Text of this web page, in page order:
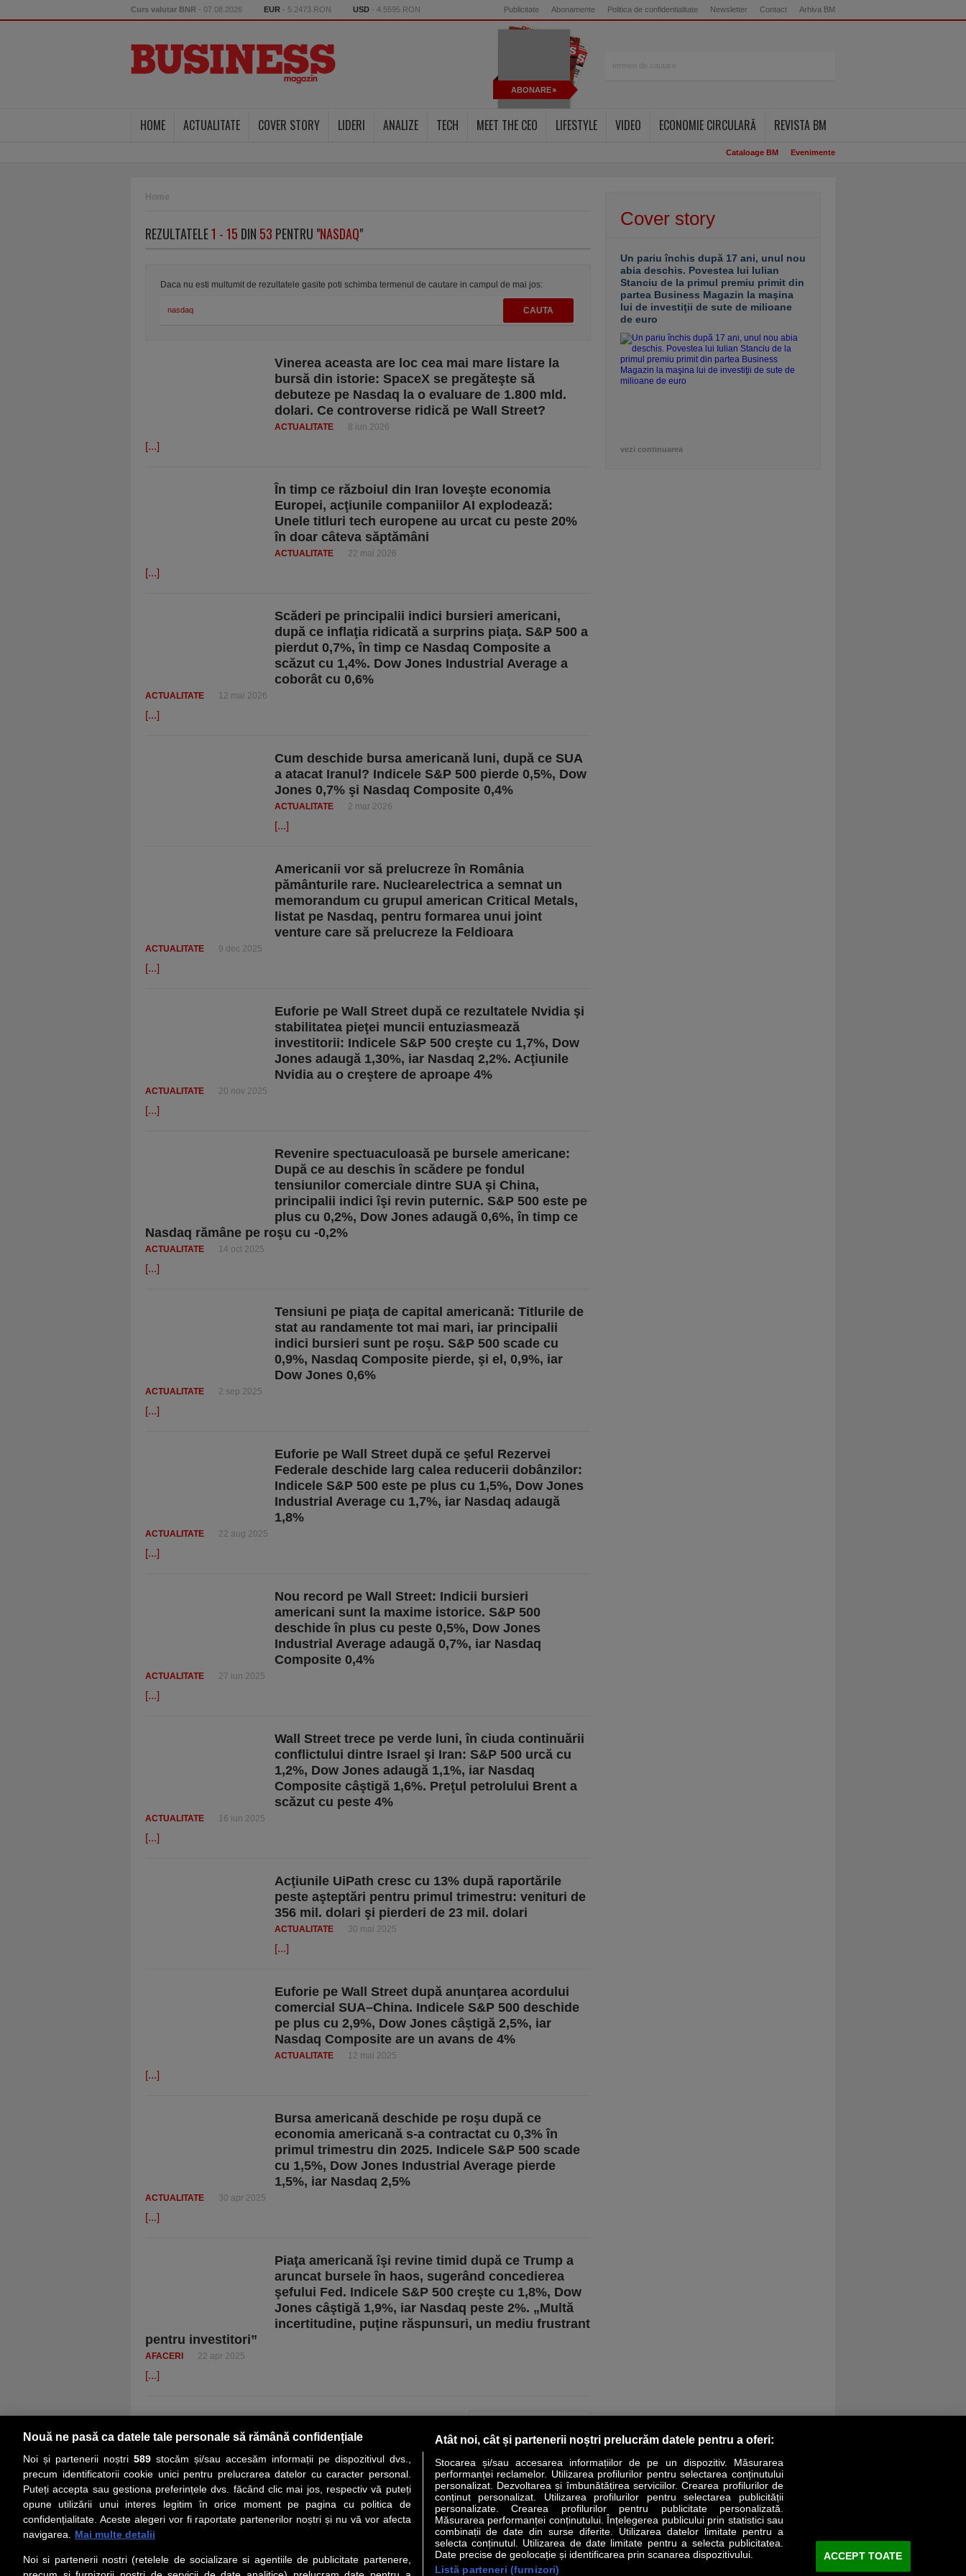
Curs valutar BNR - 07.08.2026 EUR - 5.2473 RON USD - 4.5595 RON Publicitate Abonamente Politica de confidentialitate Newsletter Contact Arhiva BM
ABONARE
HOME ACTUALITATE COVER STORY LIDERI ANALIZE TECH MEET THE CEO LIFESTYLE VIDEO ECONOMIE CIRCULARĂ REVISTA BM
Cataloage BM Evenimente
Home
REZULTATELE1 - 15 DIN 53 PENTRU "NASDAQ"
Daca nu esti multumit de rezultatele gasite poti schimba termenul de cautare in campul de mai jos:
Vinerea aceasta are loc cea mai mare listare la
bursă din istorie: SpaceX se pregăteşte să
debuteze pe Nasdaq la o evaluare de 1.800 mld.
dolari. Ce controverse ridică pe Wall Street?
ACTUALITATE 8 iun 2026
[...]
În timp ce războiul din Iran loveşte economia
Europei, acţiunile companiilor AI explodează:
Unele titluri tech europene au urcat cu peste 20%
în doar câteva săptămâni
ACTUALITATE 22 mai 2026
[...]
Scăderi pe principalii indici bursieri americani,
după ce inflaţia ridicată a surprins piaţa. S&P 500 a
pierdut 0,7%, în timp ce Nasdaq Composite a
scăzut cu 1,4%. Dow Jones Industrial Average a
coborât cu 0,6%
ACTUALITATE 12 mai 2026
[...]
Cum deschide bursa americană luni, după ce SUA
a atacat Iranul? Indicele S&P 500 pierde 0,5%, Dow
Jones 0,7% şi Nasdaq Composite 0,4%
ACTUALITATE 2 mar 2026
[...]
Americanii vor să prelucreze în România
pământurile rare. Nuclearelectrica a semnat un
memorandum cu grupul american Critical Metals,
listat pe Nasdaq, pentru formarea unui joint
venture care să prelucreze la Feldioara
ACTUALITATE 9 dec 2025
[...]
Euforie pe Wall Street după ce rezultatele Nvidia şi
stabilitatea pieţei muncii entuziasmează
investitorii: Indicele S&P 500 creşte cu 1,7%, Dow
Jones adaugă 1,30%, iar Nasdaq 2,2%. Acţiunile
Nvidia au o creştere de aproape 4%
ACTUALITATE 20 nov 2025
[...]
Revenire spectuaculoasă pe bursele americane:
După ce au deschis în scădere pe fondul
tensiunilor comerciale dintre SUA şi China,
principalii indici îşi revin puternic. S&P 500 este pe
plus cu 0,2%, Dow Jones adaugă 0,6%, în timp ce
Nasdaq rămâne pe roşu cu -0,2%
ACTUALITATE 14 oct 2025
[...]
Tensiuni pe piaţa de capital americană: Titlurile de
stat au randamente tot mai mari, iar principalii
indici bursieri sunt pe roşu. S&P 500 scade cu
0,9%, Nasdaq Composite pierde, şi el, 0,9%, iar
Dow Jones 0,6%
ACTUALITATE 2 sep 2025
[...]
Euforie pe Wall Street după ce şeful Rezervei
Federale deschide larg calea reducerii dobânzilor:
Indicele S&P 500 este pe plus cu 1,5%, Dow Jones
Industrial Average cu 1,7%, iar Nasdaq adaugă
1,8%
ACTUALITATE 22 aug 2025
[...]
Nou record pe Wall Street: Indicii bursieri
americani sunt la maxime istorice. S&P 500
deschide în plus cu peste 0,5%, Dow Jones
Industrial Average adaugă 0,7%, iar Nasdaq
Composite 0,4%
ACTUALITATE 27 iun 2025
[...]
Wall Street trece pe verde luni, în ciuda continuării
conflictului dintre Israel şi Iran: S&P 500 urcă cu
1,2%, Dow Jones adaugă 1,1%, iar Nasdaq
Composite câştigă 1,6%. Preţul petrolului Brent a
scăzut cu peste 4%
ACTUALITATE 16 iun 2025
[...]
Acţiunile UiPath cresc cu 13% după raportările
peste aşteptări pentru primul trimestru: venituri de
356 mil. dolari şi pierderi de 23 mil. dolari
ACTUALITATE 30 mai 2025
[...]
Euforie pe Wall Street după anunţarea acordului
comercial SUA–China. Indicele S&P 500 deschide
pe plus cu 2,9%, Dow Jones câştigă 2,5%, iar
Nasdaq Composite are un avans de 4%
ACTUALITATE 12 mai 2025
[...]
Bursa americană deschide pe roşu după ce
economia americană s-a contractat cu 0,3% în
primul trimestru din 2025. Indicele S&P 500 scade
cu 1,5%, Dow Jones Industrial Average pierde
1,5%, iar Nasdaq 2,5%
ACTUALITATE 30 apr 2025
[...]
Piaţa americană îşi revine timid după ce Trump a
aruncat bursele în haos, sugerând concedierea
şefului Fed. Indicele S&P 500 creşte cu 1,8%, Dow
Jones câştigă 1,9%, iar Nasdaq peste 2%. „Multă
incertitudine, puţine răspunsuri, un mediu frustrant
pentru investitori”
AFACERI 22 apr 2025
[...]
Cover story
Un pariu închis după 17 ani, unul nou
abia deschis. Povestea lui Iulian
Stanciu de la primul premiu primit din
partea Business Magazin la maşina
lui de investiţii de sute de milioane
de euro
vezi continuarea
PRIMA PAGINĂ COVER STORY LIDERI ANALIZE HI-TECH MEET THE CEO LIFESTYLE SPECIAL OPINII
Social
Urmareste-ne pe Facebook
iarul Financiar Politica de confidentialitate
Servicii Revista Business Magazin
Nouă ne pasă ca datele tale personale să rămână confidențiale
Noi și partenerii noștri 589stocăm și/sau accesăm informații pe dispozitivul dvs.,
precum identificatorii cookie unici pentru prelucrarea datelor cu caracter personal.
Puteți accepta sau gestiona preferințele dvs. făcând clic mai jos, respectiv vă puteți
opune utilizării unui interes legitim în orice moment pe pagina cu politica de
confidențialitate. Aceste alegeri vor fi raportate partenerilor noștri și nu vă vor afecta
navigarea.
Mai multe detalii
Noi si partenerii nostri (retelele de socializare si agentiile de publicitate partenere,
Atât noi, cât și partenerii noștri prelucrăm datele pentru a oferi:
Stocarea și/sau accesarea informațiilor de pe un dispozitiv. Măsurarea
performanței reclamelor. Utilizarea profilurilor pentru selectarea conținutului
personalizat. Dezvoltarea și îmbunătățirea serviciilor. Crearea profilurilor de
conținut personalizat. Utilizarea profilurilor pentru selectarea publicității
personalizate. Crearea profilurilor pentru publicitate personalizată.
Măsurarea performanței conținutului. Înțelegerea publicului prin statistici sau
combinații de date din surse diferite. Utilizarea datelor limitate pentru a
selecta conținutul. Utilizarea de date limitate pentru a selecta publicitatea.
Date precise de geolocație și identificarea prin scanarea dispozitivului.
Listă parteneri (furnizori)
ACCEPT TOATE